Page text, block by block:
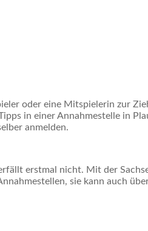
oder eine Mitspielerin zur
in einer Annahmestelle in
anmelden.
erstmal nicht. Mit der
sie kann auch